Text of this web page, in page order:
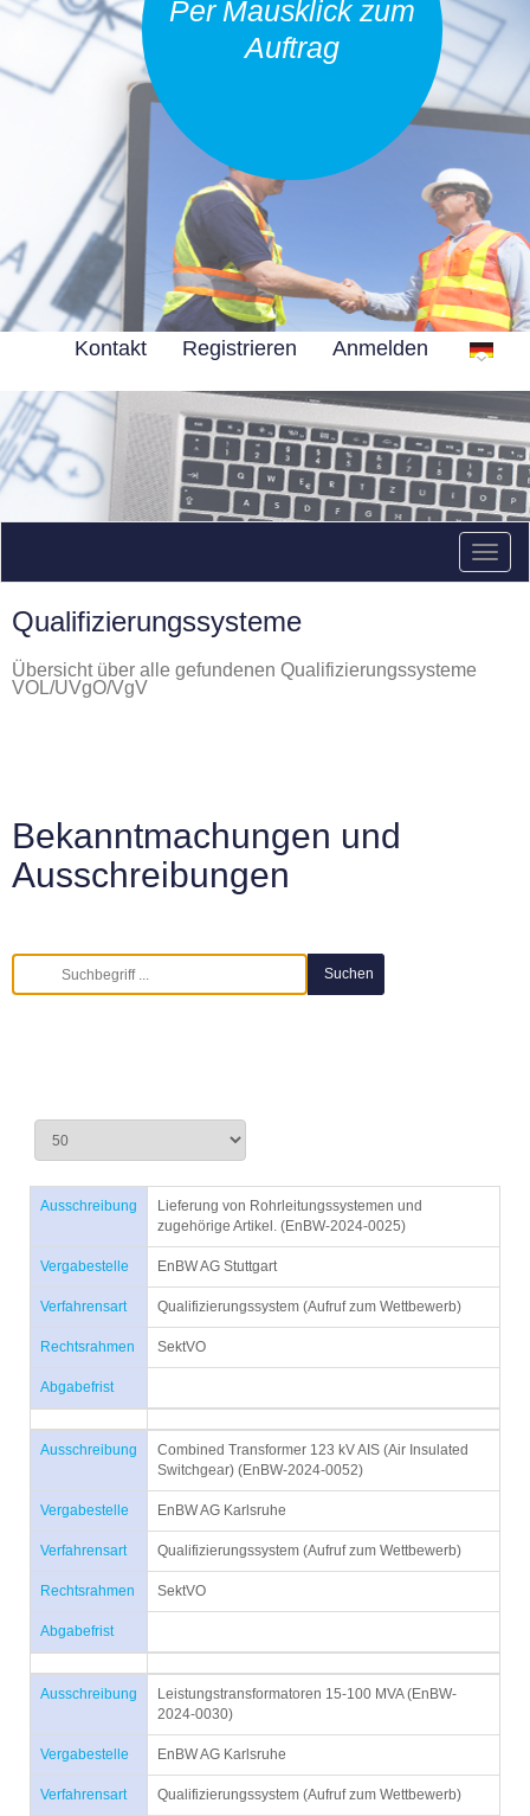
Per Mausklick zum
Auftrag
Kontakt Registrieren Anmelden
Qualifizierungssysteme
Übersicht über alle gefundenen Qualifizierungssysteme
VOL/UVgO/VgV
Bekanntmachungen und
Ausschreibungen
Ausschreibung
Lieferung von Rohrleitungssystemen und
zugehörige Artikel. (EnBW-2024-0025)
Vergabestelle EnBW AG Stuttgart
Verfahrensart Qualifizierungssystem (Aufruf zum Wettbewerb)
Rechtsrahmen SektVO
Abgabefrist
Ausschreibung
Combined Transformer 123 kV AIS (Air Insulated
Switchgear) (EnBW-2024-0052)
Vergabestelle EnBW AG Karlsruhe
Verfahrensart Qualifizierungssystem (Aufruf zum Wettbewerb)
Rechtsrahmen SektVO
Abgabefrist
Ausschreibung
Leistungstransformatoren 15-100 MVA (EnBW-
2024-0030)
Vergabestelle EnBW AG Karlsruhe
Verfahrensart Qualifizierungssystem (Aufruf zum Wettbewerb)